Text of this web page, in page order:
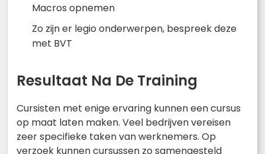
Macros opnemen
Zo zijn er legio onderwerpen, bespreek deze
met BVT
Resultaat Na De Training
Cursisten met enige ervaring kunnen een cursus
op maat laten maken. Veel bedrijven vereisen
zeer specifieke taken van werknemers. Op
verzoek kunnen cursussen zo samengesteld